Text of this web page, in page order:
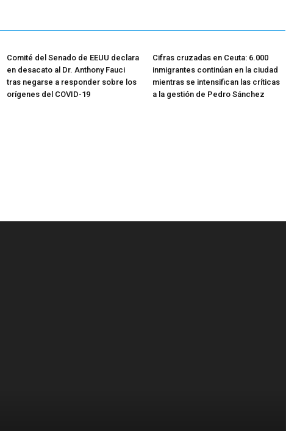
Comité del Senado de EEUU declara
en desacato al Dr. Anthony Fauci
tras negarse a responder sobre los
orígenes del COVID-19
Cifras cruzadas en Ceuta: 6.000
inmigrantes continúan en la ciudad
mientras se intensifican las críticas
a la gestión de Pedro Sánchez